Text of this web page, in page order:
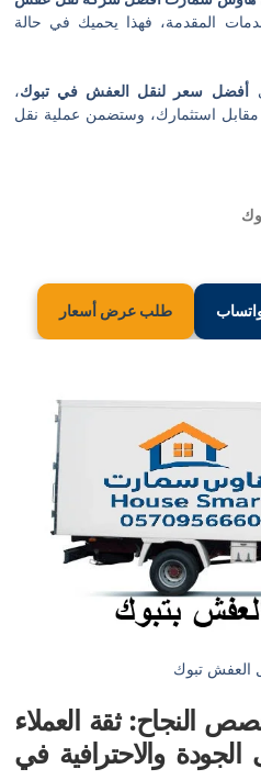
فهذا يحميك في حالة
العفش في تبوك،
وستضمن عملية نقل
طلب عرض أسعار
ثقة العملاء
في